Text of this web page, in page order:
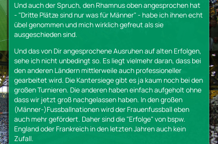
Und auch der Spruch, den Rhamnus oben angesprochen hat
- "Dritte Plätze sind nur was für Männer" - habe ich ihnen echt
übel genommen und mich wirklich gefreut als sie
ausgeschieden sind.
Und das von Dir angesprochene Ausruhen auf alten Erfolgen,
sehe ich nicht unbedingt so. Es liegt vielmehr daran, dass bei
den anderen Ländern mittlerweile auch professioneller
gearbeitet wird. Die Kantersiege gibt es ja kaum noch bei den
großen Turnieren. Die anderen haben einfach aufgeholt ohne
dass wir jetzt groß nachgelassen haben. In den großen
(Männer-)Fussballnationen wird der Frauenfussball eben
auch mehr gefördert. Daher sind die "Erfolge" von bspw.
England oder Frankreich in den letzten Jahren auch kein
Zufall.